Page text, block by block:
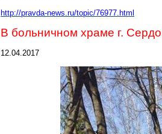
http://pravda-news.ru/topic/76977.html
В больничном храме г.
12.04.2017